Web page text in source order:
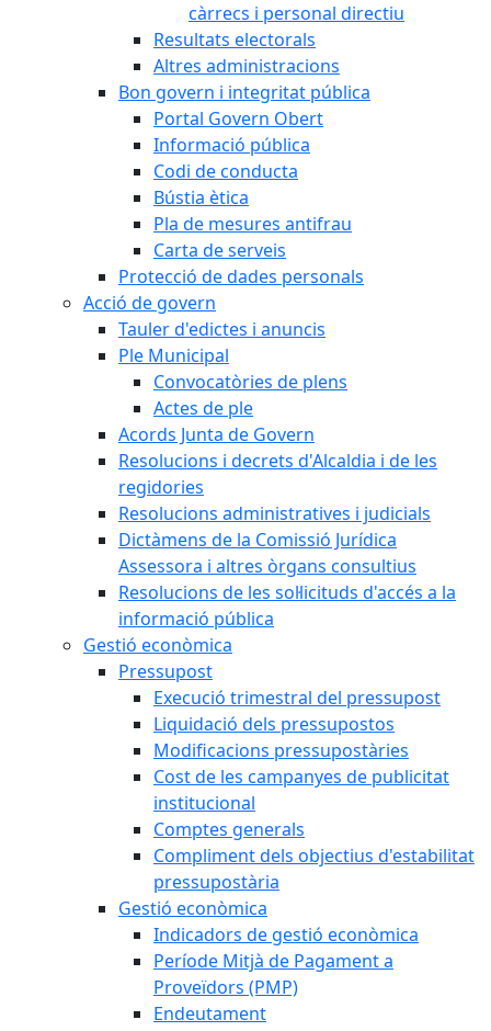
càrrecs i personal directiu
Resultats electorals
Altres administracions
Bon govern i integritat pública
Portal Govern Obert
Informació pública
Codi de conducta
Bústia ètica
Pla de mesures antifrau
Carta de serveis
Protecció de dades personals
Acció de govern
Tauler d'edictes i anuncis
Ple Municipal
Convocatòries de plens
Actes de ple
Acords Junta de Govern
Resolucions i decrets d'Alcaldia i de les
regidories
Resolucions administratives i judicials
Dictàmens de la Comissió Jurídica
Assessora i altres òrgans consultius
Resolucions de les sol·licituds d'accés a la
informació pública
Gestió econòmica
Pressupost
Execució trimestral del pressupost
Liquidació dels pressupostos
Modificacions pressupostàries
Cost de les campanyes de publicitat
institucional
Comptes generals
Compliment dels objectius d'estabilitat
pressupostària
Gestió econòmica
Indicadors de gestió econòmica
Període Mitjà de Pagament a
Proveïdors (PMP)
Endeutament